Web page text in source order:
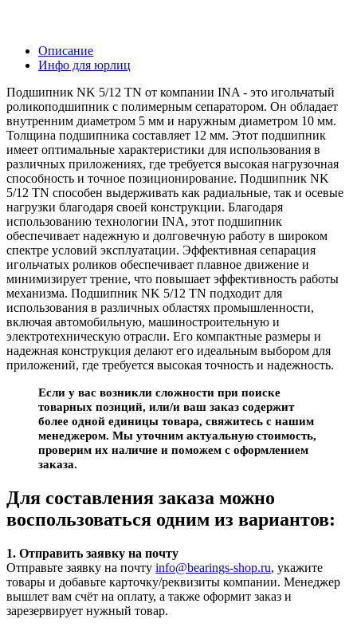
Описание
Инфо для юрлиц
Подшипник NK 5/12 TN от компании INA - это игольчатый
роликоподшипник с полимерным сепаратором. Он обладает
внутренним диаметром 5 мм и наружным диаметром 10 мм.
Толщина подшипника составляет 12 мм. Этот подшипник
имеет оптимальные характеристики для использования в
различных приложениях, где требуется высокая нагрузочная
способность и точное позиционирование. Подшипник NK
5/12 TN способен выдерживать как радиальные, так и осевые
нагрузки благодаря своей конструкции. Благодаря
использованию технологии INA, этот подшипник
обеспечивает надежную и долговечную работу в широком
спектре условий эксплуатации. Эффективная сепарация
игольчатых роликов обеспечивает плавное движение и
минимизирует трение, что повышает эффективность работы
механизма. Подшипник NK 5/12 TN подходит для
использования в различных областях промышленности,
включая автомобильную, машиностроительную и
электротехническую отрасли. Его компактные размеры и
надежная конструкция делают его идеальным выбором для
приложений, где требуется высокая точность и надежность.
Если у вас возникли сложности при поиске
товарных позиций, или/и ваш заказ содержит
более одной единицы товара, свяжитесь с нашим
менеджером. Мы уточним актуальную стоимость,
проверим их наличие и поможем с оформлением
заказа.
Для составления заказа можно
воспользоваться одним из вариантов:
1. Отправить заявку на почту
Отправьте заявку на почту info@bearings-shop.ru, укажите
товары и добавьте карточку/реквизиты компании. Менеджер
вышлет вам счёт на оплату, а также оформит заказ и
зарезервирует нужный товар.